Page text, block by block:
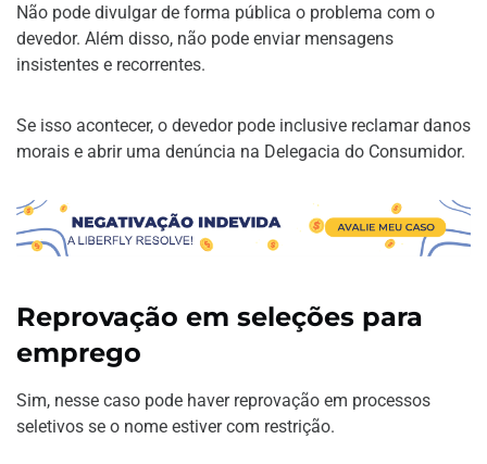
Não pode divulgar de forma pública o problema com o
devedor. Além disso, não pode enviar mensagens
insistentes e recorrentes.
Se isso acontecer, o devedor pode inclusive reclamar danos
morais e abrir uma denúncia na Delegacia do Consumidor.
Reprovação em seleções para
emprego
Sim, nesse caso pode haver reprovação em processos
seletivos se o nome estiver com restrição.